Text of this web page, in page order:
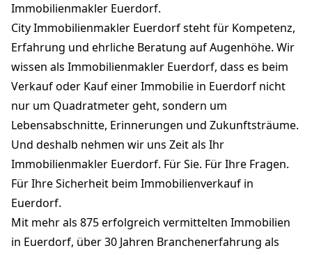
Immobilienmakler Euerdorf.
City Immobilienmakler Euerdorf steht für Kompetenz,
Erfahrung und ehrliche Beratung auf Augenhöhe. Wir
wissen als Immobilienmakler Euerdorf, dass es beim
Verkauf oder Kauf einer Immobilie in Euerdorf nicht
nur um Quadratmeter geht, sondern um
Lebensabschnitte, Erinnerungen und Zukunftsträume.
Und deshalb nehmen wir uns Zeit als Ihr
Immobilienmakler Euerdorf. Für Sie. Für Ihre Fragen.
Für Ihre Sicherheit beim Immobilienverkauf in
Euerdorf.
Mit mehr als 875 erfolgreich vermittelten Immobilien
in Euerdorf, über 30 Jahren Branchenerfahrung als